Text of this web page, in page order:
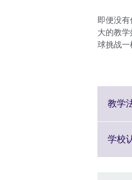
即便没
大的教
球挑战一
教学
学校